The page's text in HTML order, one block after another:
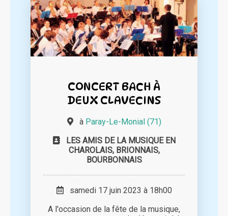
CONCERT BACH À
DEUX CLAVECINS
à Paray-Le-Monial (71)
LES AMIS DE LA MUSIQUE EN
CHAROLAIS, BRIONNAIS,
BOURBONNAIS
samedi 17 juin 2023 à 18h00
A l'occasion de la fête de la musique,